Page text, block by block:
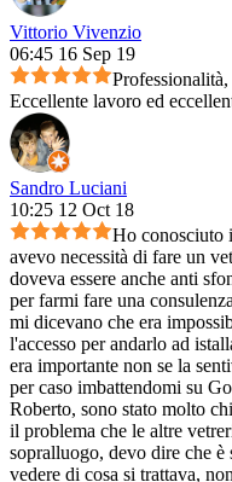
Vittorio Vivenzio
06:45 16 Sep 19
Eccellente lavoro ed
Sandro Luciani
10:25 12 Oct 18
Ho conosciuto
avevo necessità di fare un
doveva essere anche anti
per farmi fare una
mi dicevano che era
l'accesso per andarlo ad
era importante non se la
per caso imbattendomi su
Roberto, sono stato molto
il problema che le altre
sopralluogo, devo dire che
vedere di cosa si trattava,